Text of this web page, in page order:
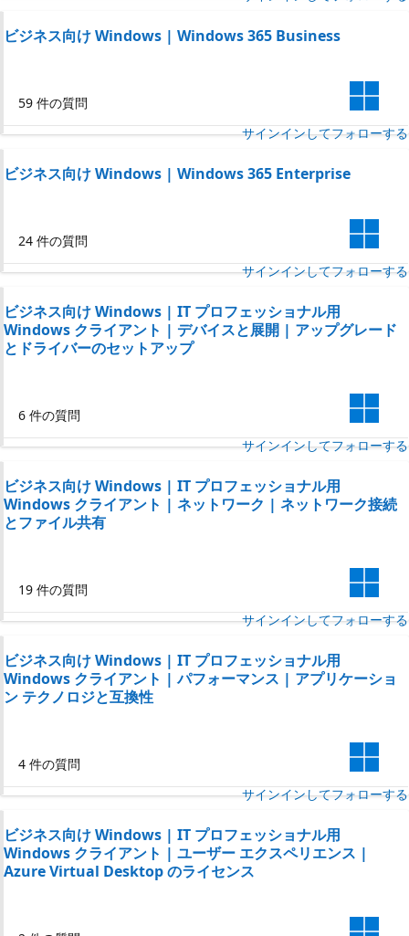
ビジネス向け Windows | Windows 365 Business
59 件の質問
サインインしてフォローする
ビジネス向け Windows | Windows 365 Enterprise
24 件の質問
サインインしてフォローする
ビジネス向け Windows | IT プロフェッショナル用
Windows クライアント | デバイスと展開 | アップグレード
とドライバーのセットアップ
6 件の質問
サインインしてフォローする
ビジネス向け Windows | IT プロフェッショナル用
Windows クライアント | ネットワーク | ネットワーク接続
とファイル共有
19 件の質問
サインインしてフォローする
ビジネス向け Windows | IT プロフェッショナル用
Windows クライアント | パフォーマンス | アプリケーショ
ン テクノロジと互換性
4 件の質問
サインインしてフォローする
ビジネス向け Windows | IT プロフェッショナル用
Windows クライアント | ユーザー エクスペリエンス |
Azure Virtual Desktop のライセンス